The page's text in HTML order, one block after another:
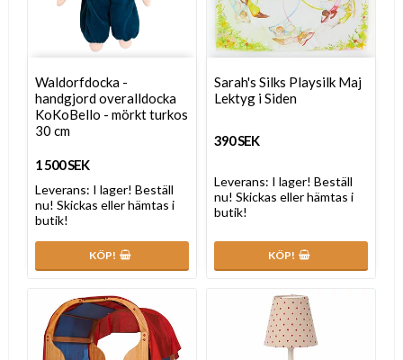
Waldorfdocka -
handgjord overalldocka
KoKoBello - mörkt turkos
30 cm
1 500 SEK
Leverans: I lager! Beställ
nu! Skickas eller hämtas i
butik!
KÖP!
Sarah's Silks Playsilk Maj
Lektyg i Siden
390 SEK
Leverans: I lager! Beställ
nu! Skickas eller hämtas i
butik!
KÖP!